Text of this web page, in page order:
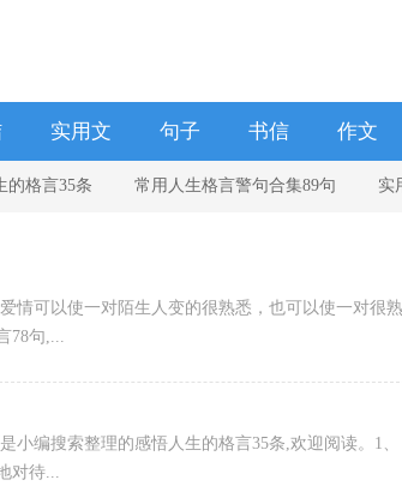
实用文 句子 书信 作文
的格言35条 常用人生格言警句合集89句 实
2021年实用的人生感悟格
情可以使一对陌生人变的很熟悉，也可以使一对很熟
78句,...
编搜索整理的感悟人生的格言35条,欢迎阅读。1、
对待...